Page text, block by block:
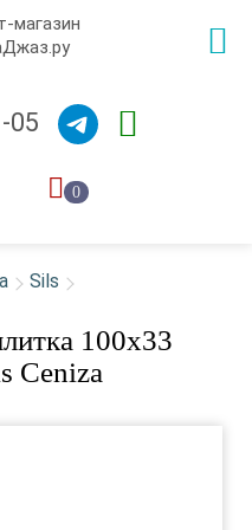
магазин
05
0
Sils
100x33
Ceniza